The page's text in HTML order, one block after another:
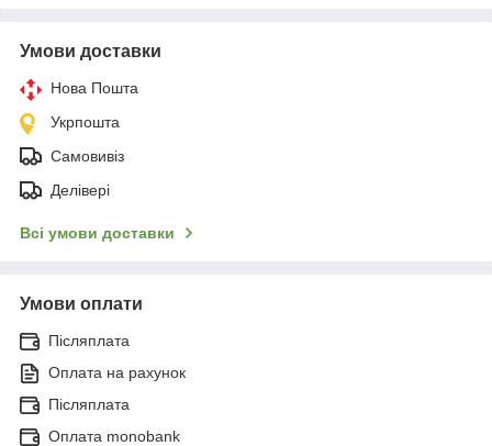
Умови доставки
Нова Пошта
Укрпошта
Самовивіз
Делівері
Всі умови доставки
Умови оплати
Післяплата
Оплата на рахунок
Післяплата
Оплата monobank